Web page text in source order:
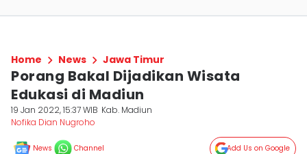
Home News Jawa Timur
Porang Bakal Dijadikan Wisata
Edukasi di Madiun
19 Jan 2022, 15:37 WIB Kab. Madiun
Nofika Dian Nugroho
News Channel Add Us on Google